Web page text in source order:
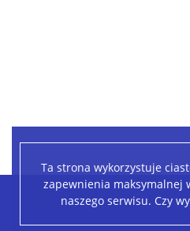
Ta strona wykorzystuje
zapewnienia maksymalnej
naszego serwisu. Czy